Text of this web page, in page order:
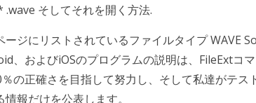
.wave そしてそれを開く方法.
ージにリストされているファイルタイプ WAVE
、およびiOSのプログラムの説明は、FileExtコ
の正確さを目指して努力し、そして私達がテ
情報だけを公表します。